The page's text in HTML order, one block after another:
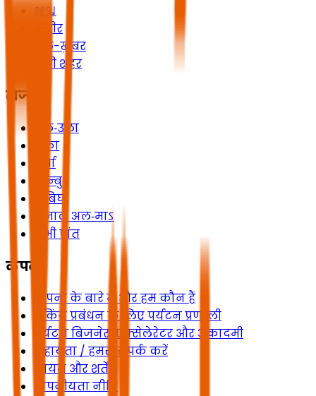
헤일
असीर
अल-ख़बर
सभी शहर
राज्य
अल‑उला
शक्रा
धुर्मा
यान्बु
राबिघ
रिजाल अल‑माऽ
सभी प्रांत
कंपनी
कंपनी के बारे में और हम कौन हैं
बुकिंग प्रबंधन के लिए पर्यटन प्रणाली
पर्यटन बिजनेस एक्सेलेरेटर और अकादमी
सहायता / हमसे संपर्क करें
नियम और शर्तें
गोपनीयता नीति